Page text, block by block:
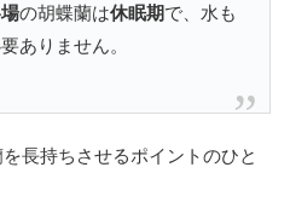
の胡蝶蘭は休眠期で、水も
ありません。
長持ちさせるポイントのひと